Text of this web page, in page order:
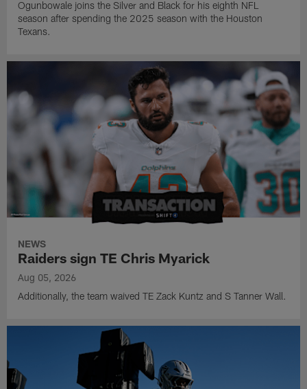
Ogunbowale joins the Silver and Black for his eighth NFL
season after spending the 2025 season with the Houston
Texans.
NEWS
Raiders sign TE Chris Myarick
Aug 05, 2026
Additionally, the team waived TE Zack Kuntz and S Tanner Wall.